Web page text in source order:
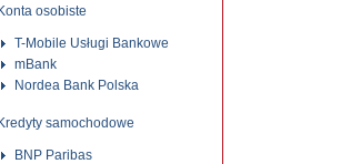
Konta osobiste
T-Mobile Usługi Bankowe
mBank
Nordea Bank Polska
Kredyty samochodowe
BNP Paribas